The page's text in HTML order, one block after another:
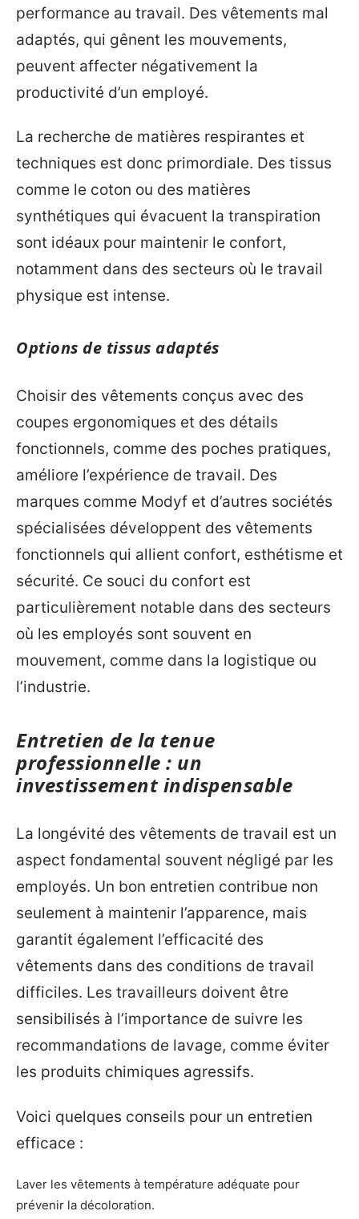
performance au travail. Des vêtements mal
adaptés, qui gênent les mouvements,
peuvent affecter négativement la
productivité d’un employé.
La recherche de matières respirantes et
techniques est donc primordiale. Des tissus
comme le coton ou des matières
synthétiques qui évacuent la transpiration
sont idéaux pour maintenir le confort,
notamment dans des secteurs où le travail
physique est intense.
Options de tissus adaptés
Choisir des vêtements conçus avec des
coupes ergonomiques et des détails
fonctionnels, comme des poches pratiques,
améliore l’expérience de travail. Des
marques comme Modyf et d’autres sociétés
spécialisées développent des vêtements
fonctionnels qui allient confort, esthétisme et
sécurité. Ce souci du confort est
particulièrement notable dans des secteurs
où les employés sont souvent en
mouvement, comme dans la logistique ou
l’industrie.
Entretien de la tenue
professionnelle : un
investissement indispensable
La longévité des vêtements de travail est un
aspect fondamental souvent négligé par les
employés. Un bon entretien contribue non
seulement à maintenir l’apparence, mais
garantit également l’efficacité des
vêtements dans des conditions de travail
difficiles. Les travailleurs doivent être
sensibilisés à l’importance de suivre les
recommandations de lavage, comme éviter
les produits chimiques agressifs.
Voici quelques conseils pour un entretien
efficace :
Laver les vêtements à température adéquate pour
prévenir la décoloration.